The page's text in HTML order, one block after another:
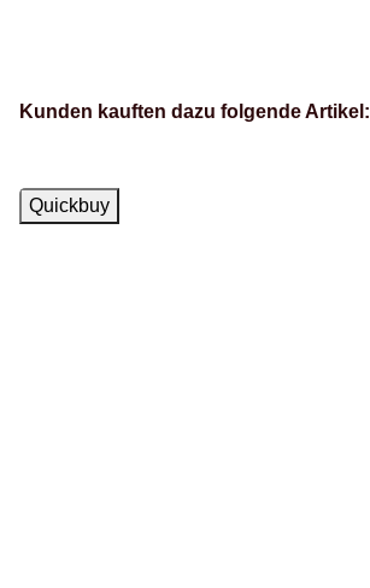
Kunden kauften dazu folgende Artikel:
Quickbuy
Neu